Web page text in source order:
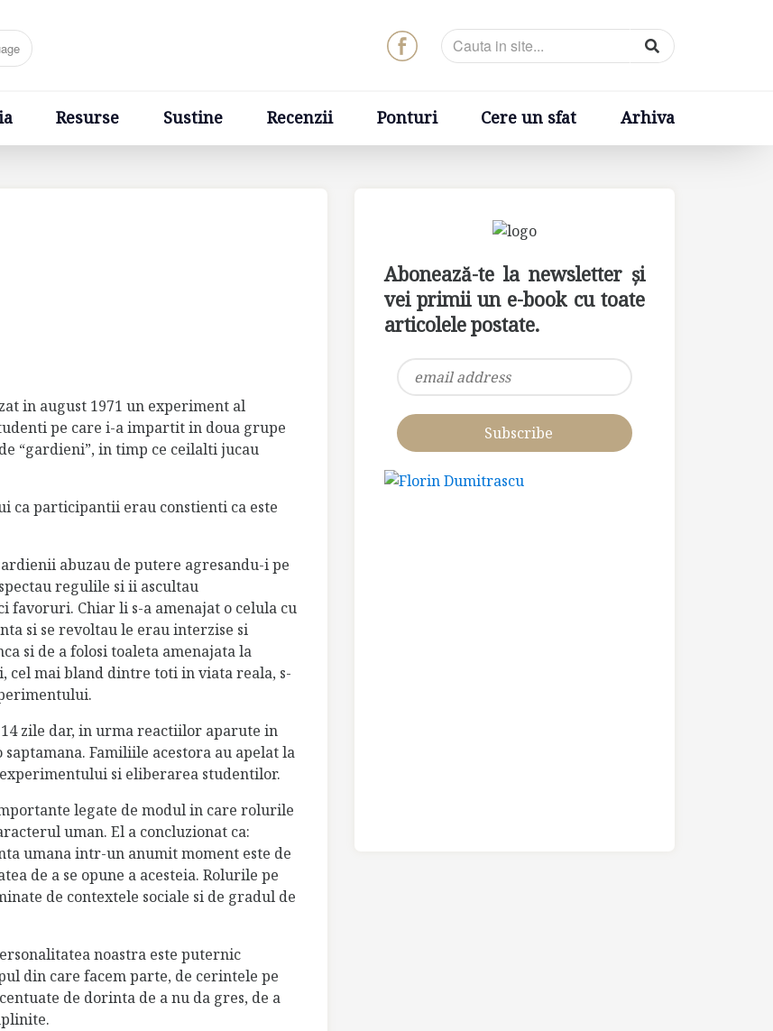
Resurse Sustine Recenzii Ponturi Cere un sfat Arhiva
in august 1971 un experiment al
pe care i-a impartit in doua grupe
“gardieni”, in timp ce ceilalti jucau
ca participantii erau constienti ca este
abuzau de putere agresandu-i pe
regulile si ii ascultau
favoruri. Chiar li s-a amenajat o celula cu
si se revoltau le erau interzise si
si de a folosi toaleta amenajata la
mai bland dintre toti in viata reala, s-
zile dar, in urma reactiilor aparute in
Familiile acestora au apelat la
si eliberarea studentilor.
legate de modul in care rolurile
uman. El a concluzionat ca:
umana intr-un anumit moment este de
de a se opune a acesteia. Rolurile pe
de contextele sociale si de gradul de
noastra este puternic
din care facem parte, de cerintele pe
de dorinta de a nu da gres, de a
Abonează-te la newsletter și
vei primii un e-book cu toate
articolele postate.